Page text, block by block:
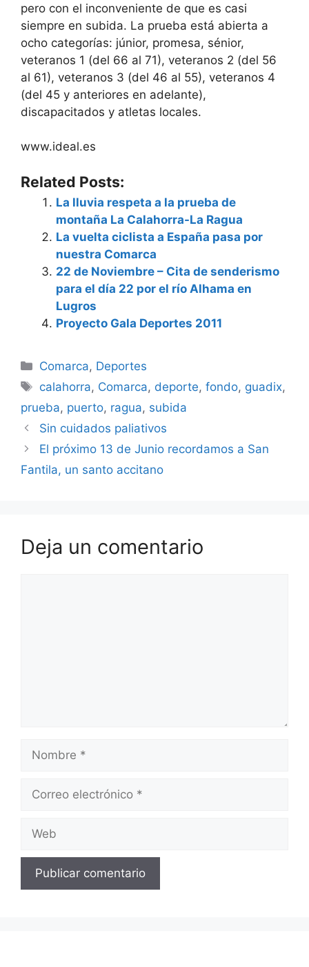
pero con el inconveniente de que es casi
siempre en subida. La prueba está abierta a
ocho categorías: júnior, promesa, sénior,
veteranos 1 (del 66 al 71), veteranos 2 (del 56
al 61), veteranos 3 (del 46 al 55), veteranos 4
(del 45 y anteriores en adelante),
discapacitados y atletas locales.
www.ideal.es
Related Posts:
La lluvia respeta a la prueba de
montaña La Calahorra-La Ragua
La vuelta ciclista a España pasa por
nuestra Comarca
22 de Noviembre – Cita de senderismo
para el día 22 por el río Alhama en
Lugros
Proyecto Gala Deportes 2011
Categorías
Comarca, Deportes
Etiquetas
calahorra, Comarca, deporte,fondo, guadix,
prueba, puerto, ragua, subida
Sin cuidados paliativos
El próximo 13 de Junio recordamos a San
Fantila, un santo accitano
Deja un comentario
electrónico